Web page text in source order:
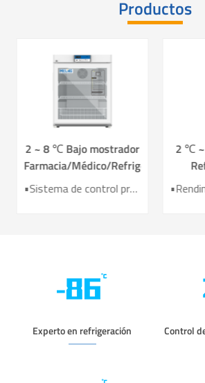
Productos
2 ~ 8 ℃ Bajo mostrador
Farmacia/Médico/Refrigerador
de vacunas YC-130L •Sistema de control preciso •Sistema de refrigeración por aire • Registrador de datos USB incorporado •Alarmas sonoras y visuales perfectas • Diseño de Operación Ergonómica
2 ℃
Experto en refrigeración
Control